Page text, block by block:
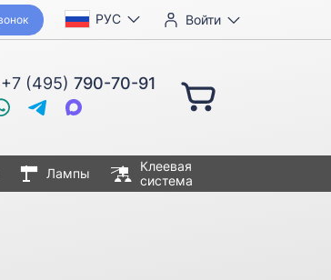
РУС Войти
+7 (495) 790-70-91
Лампы
Клеевая
система